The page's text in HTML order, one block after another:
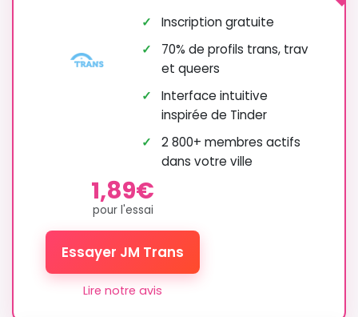
✓
Inscription gratuite
✓
70% de profils trans, trav
et queers
✓
Interface intuitive
inspirée de Tinder
✓
2 800+ membres actifs
dans votre ville
1,89€
pour l'essai
Essayer JM Trans
Lire notre avis